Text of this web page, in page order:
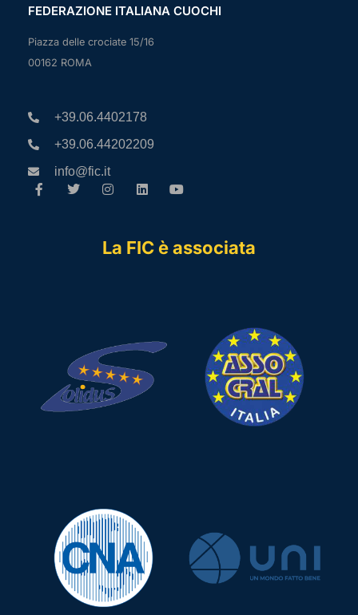
FEDERAZIONE ITALIANA CUOCHI
Piazza delle crociate 15/16
00162 ROMA
+39.06.4402178
+39.06.44202209
info@fic.it
La FIC è associata